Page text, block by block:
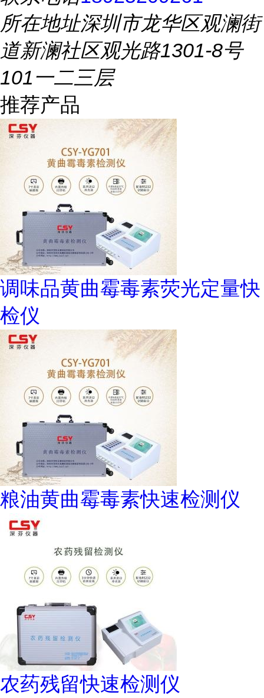
所在地址深圳市龙华区观澜街
道新澜社区观光路1301-8号
101一二三层
推荐产品
调味品黄曲霉毒素荧光定量快
检仪
粮油黄曲霉毒素快速检测仪
农药残留快速检测仪